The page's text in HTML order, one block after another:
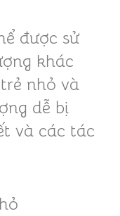
được sử
khác
nhỏ và
dễ bị
và các tác